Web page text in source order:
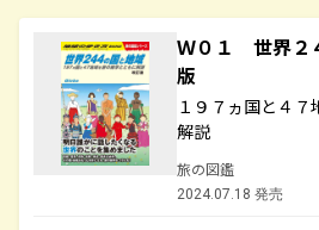
Ｗ０１ 世界２
版
１９７ヵ国と４
解説
旅の図鑑
2024.07.18 発売